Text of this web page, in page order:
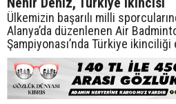
Ülkemizin başarılı milli
Alanya’da düzenlenen Air
Şampiyonası’nda Türkiye